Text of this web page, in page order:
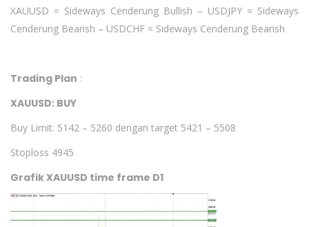
XAUUSD = Sideways Cenderung Bullish – USDJPY = Sideways
Cenderung Bearish – USDCHF = Sideways Cenderung Bearish
Trading Plan :
XAUUSD: BUY
Buy Limit: 5142 – 5260 dengan target 5421 – 5508
Stoploss 4945
Grafik XAUUSD time frame D1